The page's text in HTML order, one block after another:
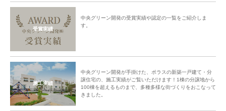
受賞実績
中央グリーン開発の受賞実績や認定の一覧をご紹介しま
す。
施工実績
中央グリーン開発が手掛けた、ポラスの新築一戸建て・分
譲住宅の、施工実績がご覧いただけます！1棟の分譲地から
100棟を超えるものまで、多種多様な街づくりをおこなって
きました。